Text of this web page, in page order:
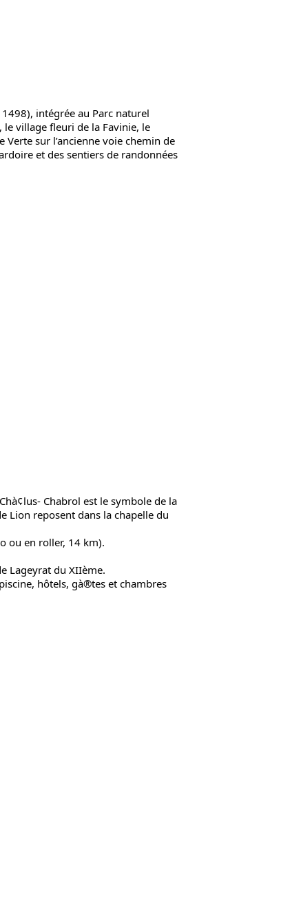
intégrée au Parc naturel
village fleuri de la Favinie, le
Verte sur l’ancienne voie chemin de
et des sentiers de randonnées
Chabrol est le symbole de la
Lion reposent dans la chapelle du
ou en roller, 14 km).
Lageyrat du XIIème.
hôtels, gà®tes et chambres